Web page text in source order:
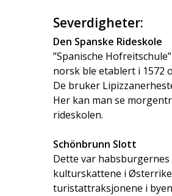
Severdigheter:
Den Spanske Rideskole
”Spanische
norsk ble etablert i 1572
De bruker
Her kan man se
rideskolen.
Schönbrunn Slott
Dette var
kulturskattene i
turistattraksjonene i